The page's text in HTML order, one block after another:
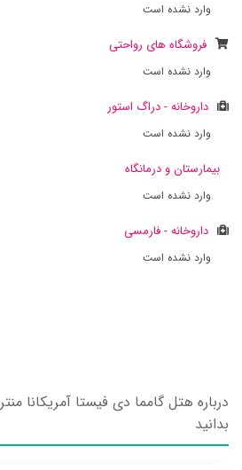
وارد نشده است
فروشگاه های رواحتی
وارد نشده است
داروخانه - دراگ استور
وارد نشده است
بیمارستان و درمانگاه
وارد نشده است
داروخانه - فارمسی
وارد نشده است
درباره هتل گامما دی فیستا آمریکانا
بدانید